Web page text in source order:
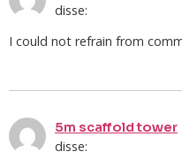
disse:
I could not refrain from
5m scaffold tower
disse: